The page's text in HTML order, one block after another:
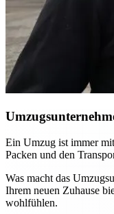
Ein Umzug ist immer
Packen und den
Was macht das
Ihrem neuen Zuhause
wohlfühlen.